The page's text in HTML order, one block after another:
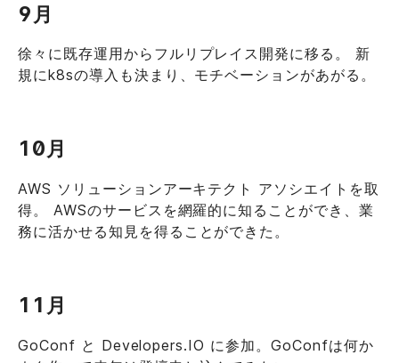
9月
徐々に既存運用からフルリプレイス開発に移る。 新
規にk8sの導入も決まり、モチベーションがあがる。
10月
AWS ソリューションアーキテクト アソシエイトを取
得。 AWSのサービスを網羅的に知ることができ、業
務に活かせる知見を得ることができた。
11月
GoConf と Developers.IO に参加。GoConfは何か